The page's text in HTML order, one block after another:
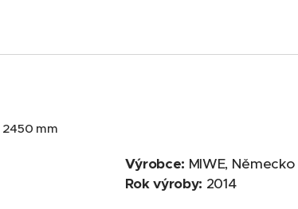
2450 mm
Výrobce: MIWE, Německo
Rok výroby: 2014